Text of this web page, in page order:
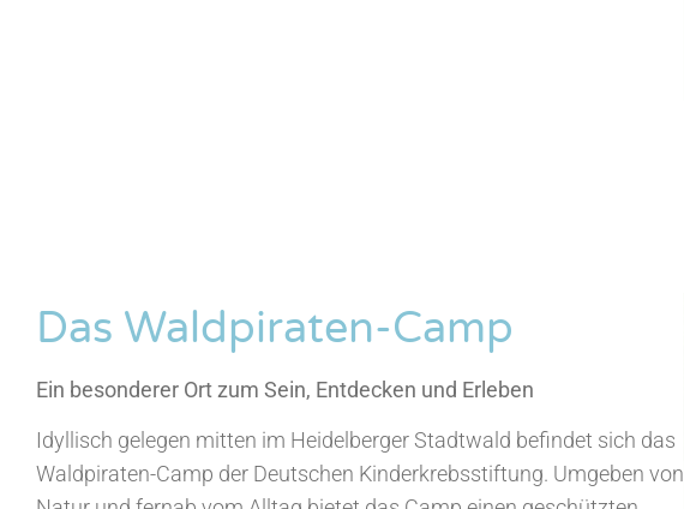
Das Waldpiraten-Camp
Ein besonderer Ort zum Sein, Entdecken und Erleben
Idyllisch gelegen mitten im Heidelberger Stadtwald befindet sich das
Waldpiraten-Camp der Deutschen Kinderkrebsstiftung. Umgeben von